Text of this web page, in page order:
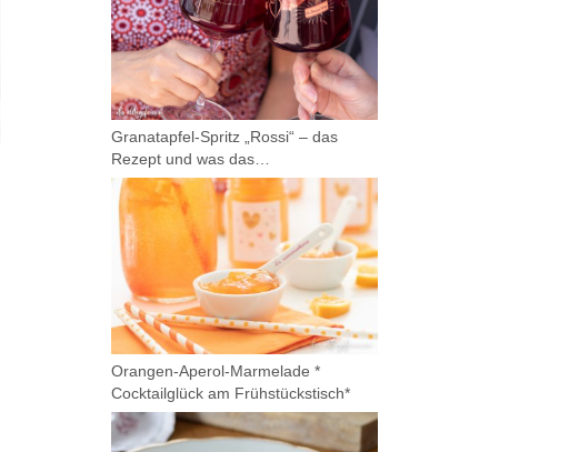
Granatapfel-Spritz „Rossi“ – das
Rezept und was das…
Orangen-Aperol-Marmelade *
Cocktailglück am Frühstückstisch*